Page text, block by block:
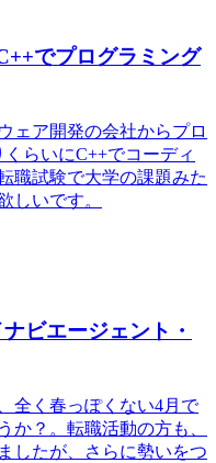
でプログラミング
ェア開発の会社からプロ
らいにC++でコーディ
職試験で大学の課題みた
しいです。
ビエージェント・
全く春っぽくない4月で
か？。転職活動の方も、
したが、さらに勢いをつ